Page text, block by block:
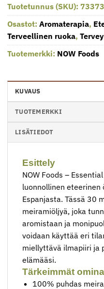
Tuotetunnus (SKU):
Osastot: Aromaterapia,
Terveellinen ruoka,
Tuotemerkki: NOW Foods
KUVAUS
TUOTEMERKKI
LISÄTIEDOT
Esittely
NOW Foods –
luonnollinen eteerinen
Espanjasta. Tässä 30
meiramiöljyä, joka
aromistaan ja
voidaan käyttää eri
miellyttävä ilmapiiri ja
elämääsi.
Tärkeimmät
100% puhdas